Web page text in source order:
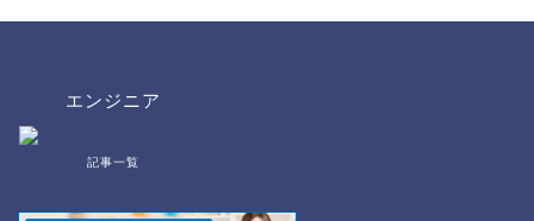
エンジニア
記事一覧